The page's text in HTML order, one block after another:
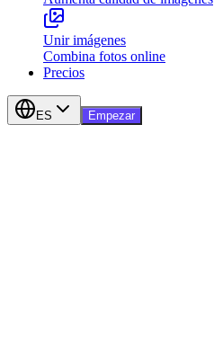
Unir imágenes
Combina fotos online
Precios
ES Empezar